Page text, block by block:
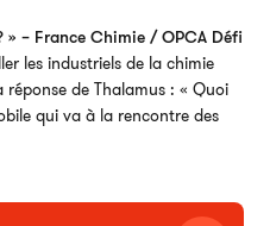
» – France Chimie / OPCA Défi
les industriels de la chimie
de Thalamus : « Quoi
qui va à la rencontre des